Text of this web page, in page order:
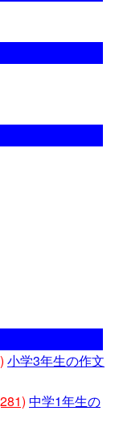
小学3年生の作文
中学1年生の